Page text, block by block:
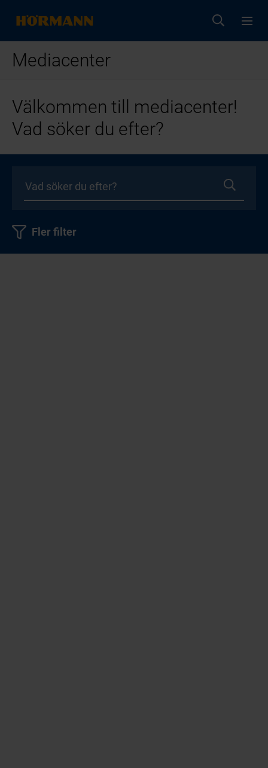
Mediacenter
Välkommen till mediacenter!
Vad söker du efter?
Fler filter